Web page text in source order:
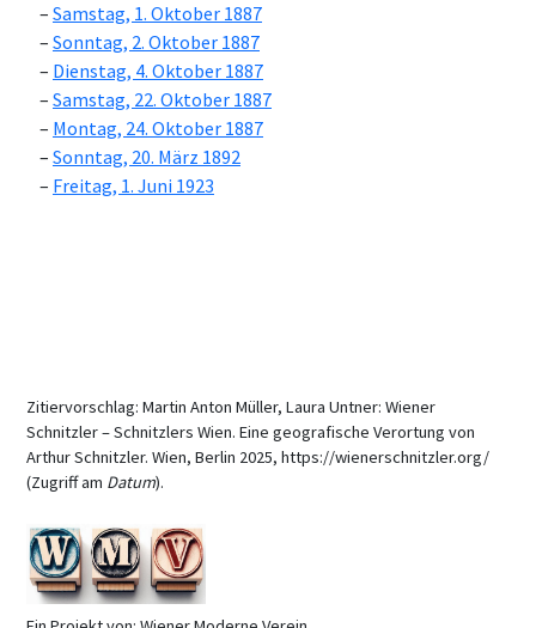
Samstag, 1. Oktober 1887
Sonntag, 2. Oktober 1887
Dienstag, 4. Oktober 1887
Samstag, 22. Oktober 1887
Montag, 24. Oktober 1887
Sonntag, 20. März 1892
Freitag, 1. Juni 1923
Zitiervorschlag: Martin Anton Müller, Laura Untner: Wiener
Schnitzler – Schnitzlers Wien. Eine geografische Verortung von
Arthur Schnitzler. Wien, Berlin 2025, https://wienerschnitzler.org/
(Zugriff am Datum).